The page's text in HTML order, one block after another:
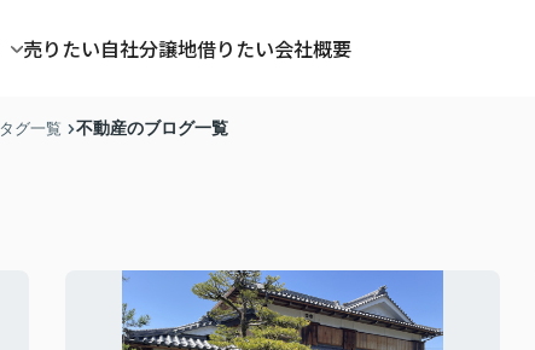
売りたい自社分譲地借りたい会社概要
タグ一覧 不動産のブログ一覧